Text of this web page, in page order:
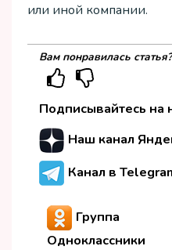
или иной компании.
Вам понравилась статья?
Подписывайтесь на
Наш канал
Канал в
Группа
Одноклассники